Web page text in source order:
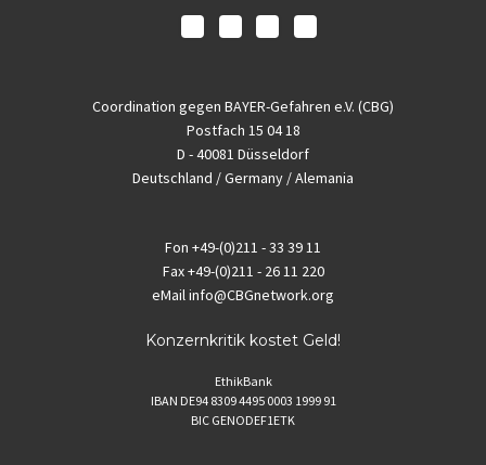
Coordination gegen BAYER-Gefahren e.V. (CBG)
Postfach 15 04 18
D - 40081 Düsseldorf
Deutschland / Germany / Alemania
Fon +49-(0)211 - 33 39 11
Fax+49-(0)211 - 26 11 220
eMailinfo@CBGnetwork.org
Konzernkritik kostet Geld!
EthikBank
IBAN DE94 8309 4495 0003 1999 91
BIC GENODEF1ETK